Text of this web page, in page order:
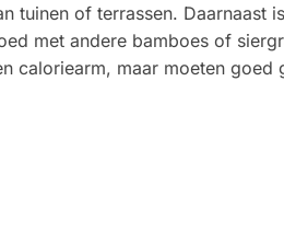
tuinen of terrassen. Daarnaast
met andere bamboes of
caloriearm, maar moeten